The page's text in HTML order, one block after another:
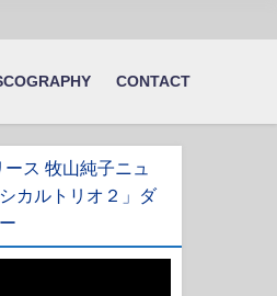
CONTACT
ス 牧山純子ニュ
カルトリオ２」ダ